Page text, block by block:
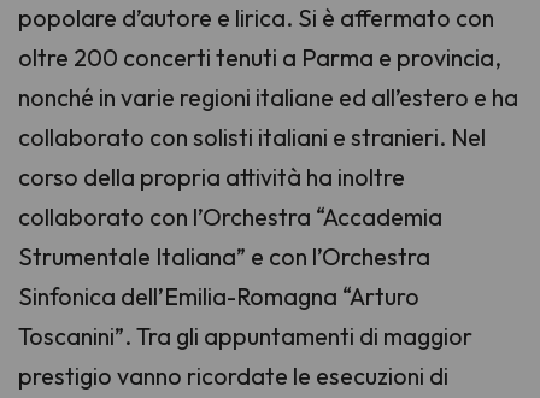
popolare d’autore e lirica. Si è affermato con
oltre 200 concerti tenuti a Parma e provincia,
nonché in varie regioni italiane ed all’estero e ha
collaborato con solisti italiani e stranieri. Nel
corso della propria attività ha inoltre
collaborato con l’Orchestra “Accademia
Strumentale Italiana” e con l’Orchestra
Sinfonica dell’Emilia-Romagna “Arturo
Toscanini”. Tra gli appuntamenti di maggior
prestigio vanno ricordate le esecuzioni di